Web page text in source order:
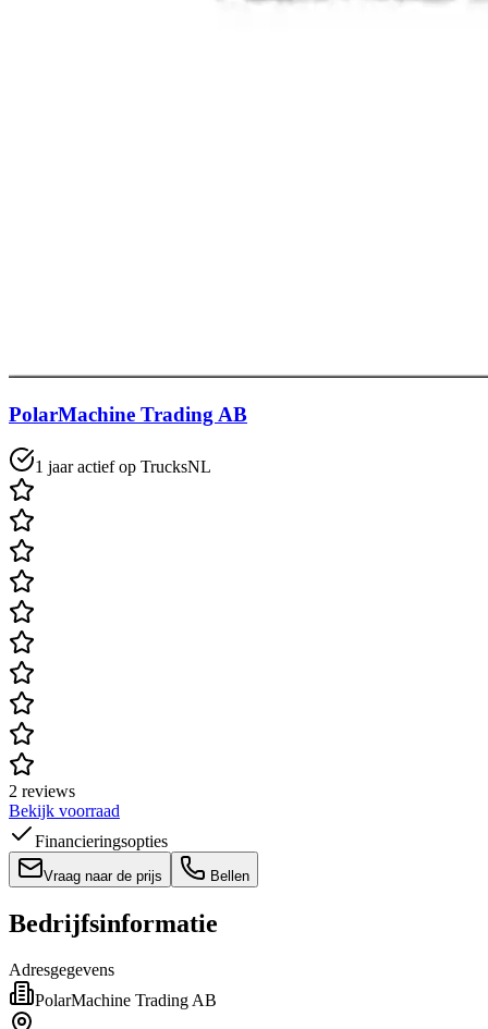
PolarMachine Trading AB
1 jaar actief op TrucksNL
2 reviews
Bekijk voorraad
Financieringsopties
Vraag naar de prijs Bellen
Bedrijfsinformatie
Adresgegevens
PolarMachine Trading AB